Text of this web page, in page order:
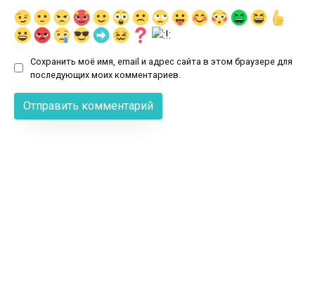
Сохранить моё имя, email и адрес сайта в этом браузере для
последующих моих комментариев.